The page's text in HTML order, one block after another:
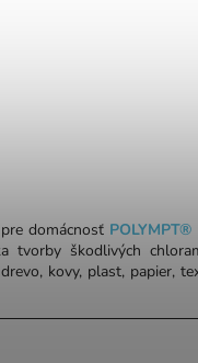
domácnosť POLYMPT®
tvorby škodlivých
kovy, plast, papier,